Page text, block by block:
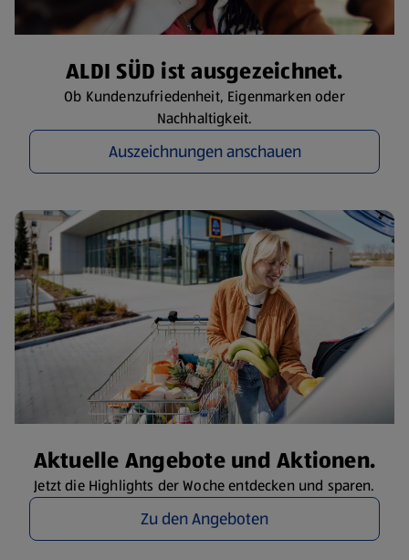
ALDI SÜD ist ausgezeichnet.
Ob Kundenzufriedenheit, Eigenmarken oder
Nachhaltigkeit.
Auszeichnungen anschauen
Aktuelle Angebote und Aktionen.
Jetzt die Highlights der Woche entdecken und sparen.
Zu den Angeboten